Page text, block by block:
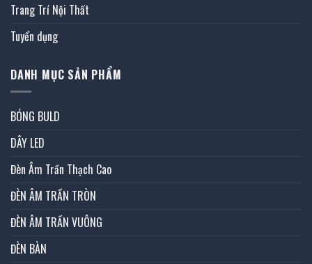
Trang Trí Nội Thất
Tuyển dụng
DANH MỤC SẢN PHẨM
BÓNG BULD
DÂY LED
Đèn Âm Trần Thạch Cao
ĐÈN ÂM TRẦN TRÒN
ĐÈN ÂM TRẦN VUÔNG
ĐÈN BÀN